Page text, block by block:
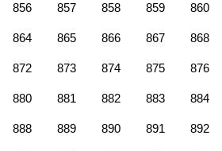
856 857 858 859 860
864 865 866 867 868
872 873 874 875 876
880 881 882 883 884
888 889 890 891 892